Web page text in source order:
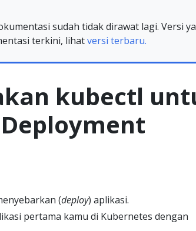
sudah tidak dirawat lagi. Versi
terkini, lihatversi terbaru.
kubectl
(deploy) aplikasi.
pertama kamu di Kubernetes dengan